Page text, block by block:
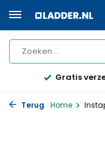
Gratis
Terug Home